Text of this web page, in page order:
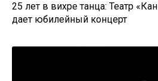
25 лет в вихре танца: Театр
дает юбилейный концерт